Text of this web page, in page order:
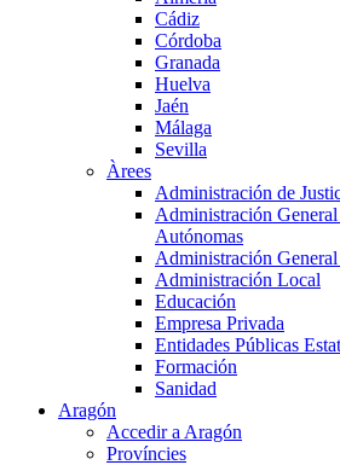
Cádiz
Córdoba
Granada
Huelva
Jaén
Málaga
Sevilla
Àrees
Administración de
Administración
Autónomas
Administración
Administración Local
Educación
Empresa Privada
Entidades Públicas
Formación
Sanidad
Aragón
Accedir a Aragón
Províncies